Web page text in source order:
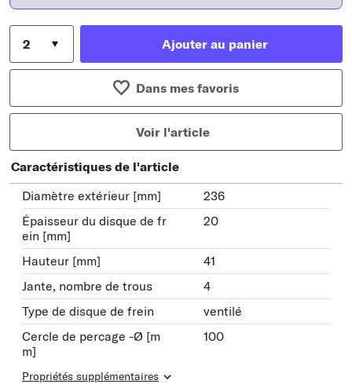
Ajouter au panier
Dans mes favoris
Voir l'article
Caractéristiques de l'article
Diamètre extérieur [mm]
236
Épaisseur du disque de fr
ein [mm]
20
Hauteur [mm]
41
Jante, nombre de trous
4
Type de disque de frein
ventilé
Cercle de percage -Ø [m
m]
100
Propriétés supplémentaires